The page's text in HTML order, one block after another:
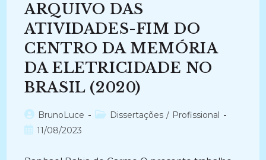
ARQUIVO DAS
ATIVIDADES-FIM DO
CENTRO DA MEMÓRIA
DA ELETRICIDADE NO
BRASIL (2020)
Autor
do
BrunoLuce
Categoria
Dissertações / Profissional
Post11/08/2023